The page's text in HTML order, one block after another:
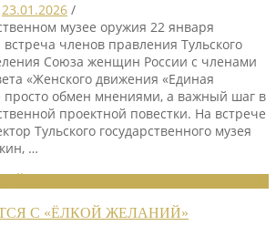
23.01.2026 /
музее оружия 22 января
встреча членов правления Тульского
Союза женщин России с членами
«Женского движения «Единая
просто обмен мнениями, а важный шаг в
проектной повестки. На встрече
Тульского государственного музея
…
С «ЁЛКОЙ ЖЕЛАНИЙ»